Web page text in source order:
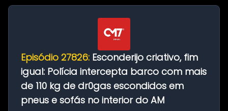
Episódio 27826: Esconderijo criativo, fim
igual: Polícia intercepta barco com mais
de 110 kg de dr0gas escondidos em
pneus e sofás no interior do AM